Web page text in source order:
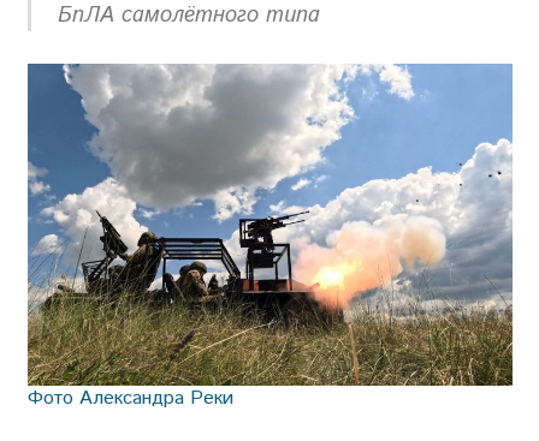
БпЛА самолётного типа
Фото Александра Реки